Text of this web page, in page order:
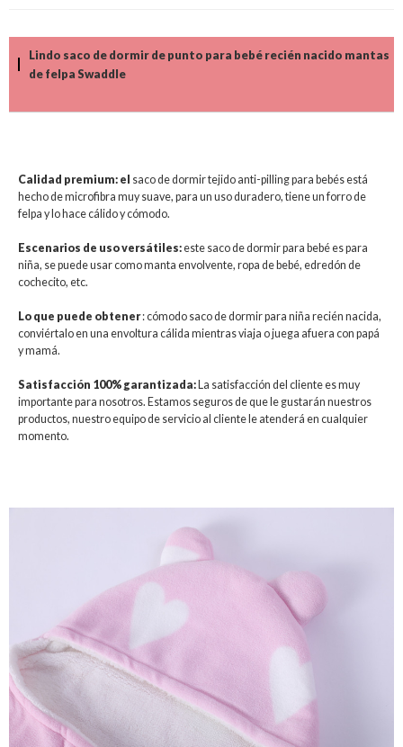
Lindo saco de dormir de punto para bebé recién nacido mantas
de felpa Swaddle
Calidad premium: el saco de dormir tejido anti-pilling para bebés está
hecho de microfibra muy suave, para un uso duradero, tiene un forro de
felpa y lo hace cálido y cómodo.
Escenarios de uso versátiles:este saco de dormir para bebé es para
niña, se puede usar como manta envolvente, ropa de bebé, edredón de
cochecito, etc.
Lo que puede obtener: cómodo saco de dormir para niña recién nacida,
conviértalo en una envoltura cálida mientras viaja o juega afuera con papá
y mamá.
Satisfacción 100% garantizada:La satisfacción del cliente es muy
importante para nosotros. Estamos seguros de que le gustarán nuestros
productos, nuestro equipo de servicio al cliente le atenderá en cualquier
momento.